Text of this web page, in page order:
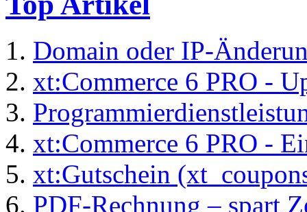
Domain oder IP-
xt:Commerce 6 PRO -
xt:Commerce 6 PRO -
xt:Gutschein
PDF-Rechnung – spart